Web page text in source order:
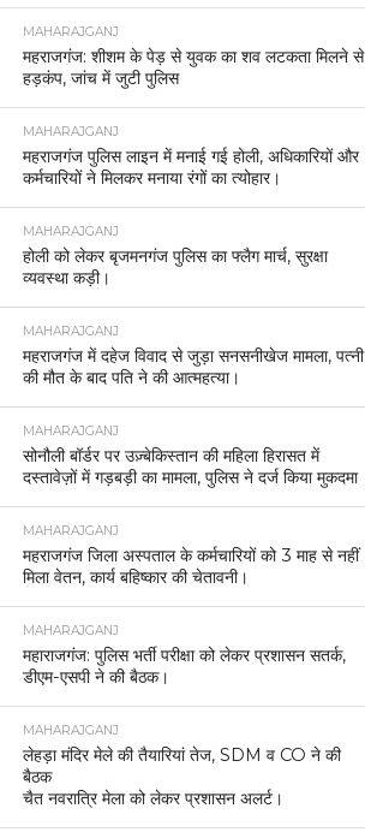
MAHARAJGANJ
महराजगंज: शीशम के पेड़ से युवक का शव लटकता मिलने से
हड़कंप, जांच में जुटी पुलिस
MAHARAJGANJ
महराजगंज पुलिस लाइन में मनाई गई होली, अधिकारियों और
कर्मचारियों ने मिलकर मनाया रंगों का त्योहार।
MAHARAJGANJ
होली को लेकर बृजमनगंज पुलिस का फ्लैग मार्च, सुरक्षा
व्यवस्था कड़ी।
MAHARAJGANJ
महराजगंज में दहेज विवाद से जुड़ा सनसनीखेज मामला, पत्नी
की मौत के बाद पति ने की आत्महत्या।
MAHARAJGANJ
सोनौली बॉर्डर पर उज़्बेकिस्तान की महिला हिरासत में
दस्तावेज़ों में गड़बड़ी का मामला, पुलिस ने दर्ज किया मुकदमा
MAHARAJGANJ
महराजगंज जिला अस्पताल के कर्मचारियों को 3 माह से नहीं
मिला वेतन, कार्य बहिष्कार की चेतावनी।
MAHARAJGANJ
महाराजगंज: पुलिस भर्ती परीक्षा को लेकर प्रशासन सतर्क,
डीएम-एसपी ने की बैठक।
MAHARAJGANJ
लेहड़ा मंदिर मेले की तैयारियां तेज, SDM व CO ने की
बैठक
चैत नवरात्रि मेला को लेकर प्रशासन अलर्ट।